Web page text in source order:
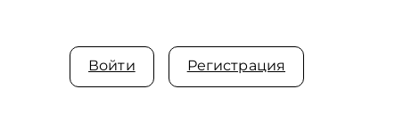
Войти Регистрация